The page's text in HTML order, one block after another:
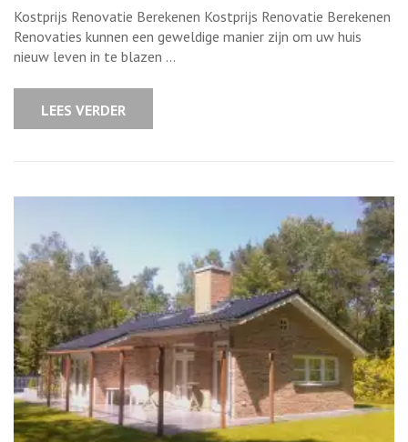
de
Kostprijs
van
Renovatie
Kostprijs Renovatie Berekenen Kostprijs Renovatie Berekenen
Renovaties kunnen een geweldige manier zijn om uw huis
nieuw leven in te blazen …
LEES VERDER